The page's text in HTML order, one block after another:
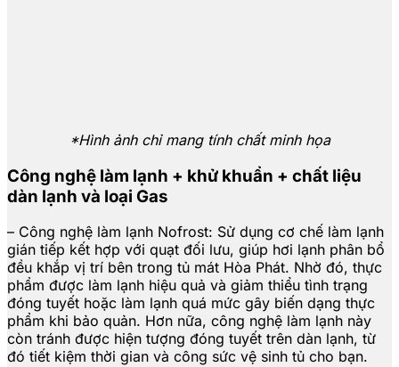
*Hình ảnh chỉ mang tính chất minh họa
Công nghệ làm lạnh + khử khuẩn + chất liệu
dàn lạnh và loại Gas
– Công nghệ làm lạnh Nofrost: Sử dụng cơ chế làm lạnh
gián tiếp kết hợp với quạt đối lưu, giúp hơi lạnh phân bổ
đều khắp vị trí bên trong tủ mát Hòa Phát. Nhờ đó, thực
phẩm được làm lạnh hiệu quả và giảm thiểu tình trạng
đóng tuyết hoặc làm lạnh quá mức gây biến dạng thực
phẩm khi bảo quản. Hơn nữa, công nghệ làm lạnh này
còn tránh được hiện tượng đóng tuyết trên dàn lạnh, từ
đó tiết kiệm thời gian và công sức vệ sinh tủ cho bạn.